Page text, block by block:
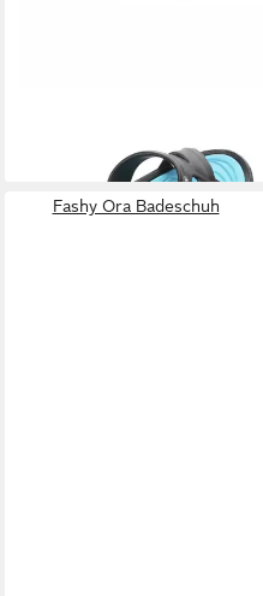
Fashy Ora Badeschuh